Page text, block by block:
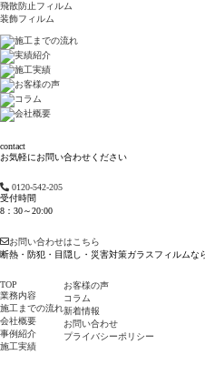
飛散防止フィルム
装飾フィルム
contact
お気軽にお問い合わせください
0120-542-205
受付時間
8：30～20:00
お問い合わせはこちら
断熱・防犯・目隠し・災害対策ガラスフィルムな
TOP
業務内容
施工までの流れ
会社概要
事例紹介
施工実績
お客様の声
コラム
新着情報
お問い合わせ
プライバシーポリシー